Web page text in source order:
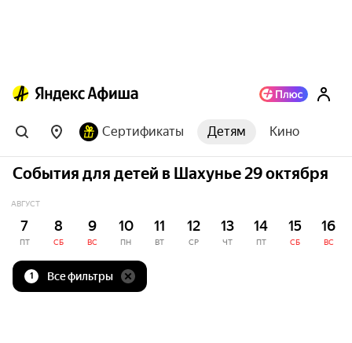
Сертификаты Детям Кино
События для детей в Шахунье 29 октября
АВГУСТ
7
ПТ
8
СБ
9
ВС
10
ПН
11
ВТ
12
СР
13
ЧТ
14
ПТ
15
СБ
16
ВС
1 Все фильтры